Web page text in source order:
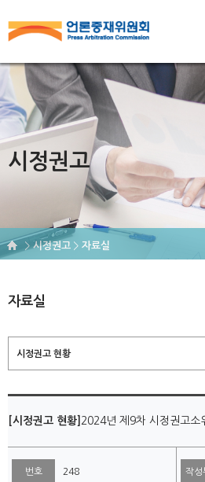
시정권고
시정권고 자료실
자료실
시정권고 현황
[시정권고 현황] 2024년 제9차 시정권고소
번호 248 작성